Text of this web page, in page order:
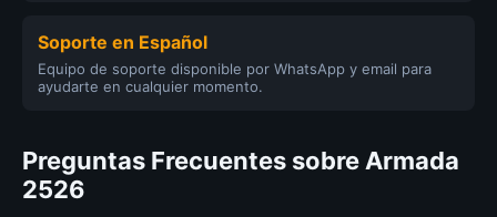
Soporte en Español
Equipo de soporte disponible por WhatsApp y email para
ayudarte en cualquier momento.
Preguntas Frecuentes sobre Armada
2526